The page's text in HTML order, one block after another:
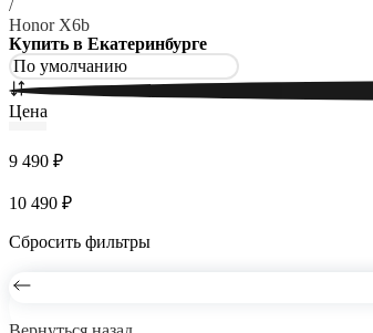
/
Honor X6b
Купить в Екатеринбурге
Цена
9 490 ₽
10 490 ₽
Сбросить фильтры